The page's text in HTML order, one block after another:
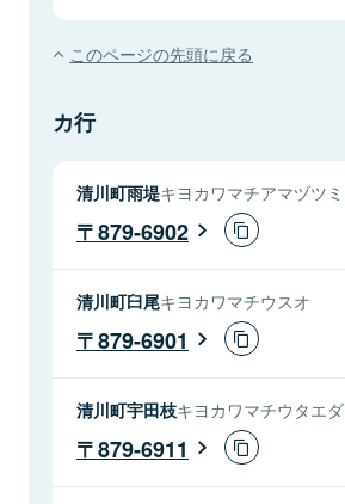
このページの先頭に戻る
カ行
清川町雨堤キヨカワマチアマヅツミ
879-6902
清川町臼尾キヨカワマチウスオ
879-6901
清川町宇田枝キヨカワマチウタエダ
879-6911